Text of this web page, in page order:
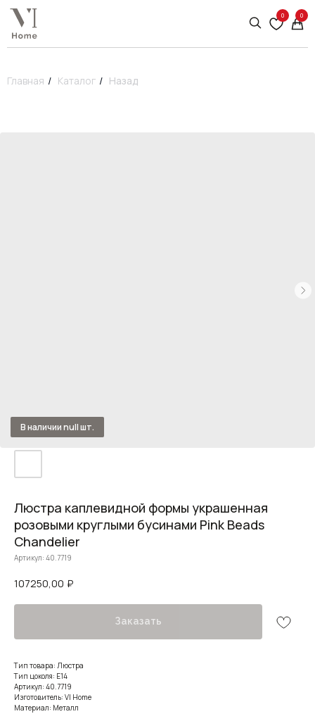
0 0
Главная / Каталог / Назад
Люстра каплевидной формы украшенная
розовыми круглыми бусинами Pink Beads
Chandelier
Артикул: 40.7719
107250,00 ₽
Заказать
Тип товара: Люстра
Тип цоколя: E14
Артикул: 40.7719
Изготовитель: VI Home
Материал: Металл